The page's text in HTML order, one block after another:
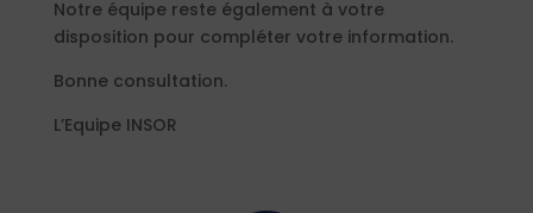
Notre équipe reste également à votre
disposition pour compléter votre information.
Bonne consultation.
L’Equipe INSOR